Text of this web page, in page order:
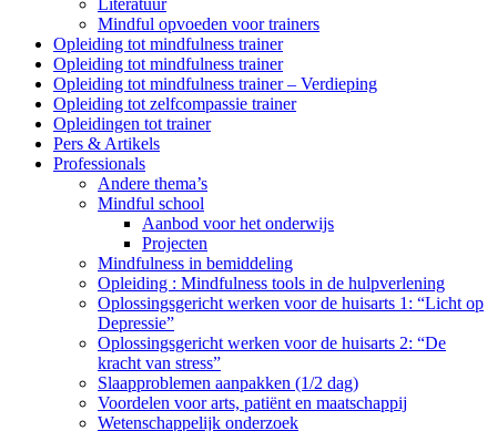
Literatuur
Mindful opvoeden voor trainers
Opleiding tot mindfulness trainer
Opleiding tot mindfulness trainer
Opleiding tot mindfulness trainer – Verdieping
Opleiding tot zelfcompassie trainer
Opleidingen tot trainer
Pers & Artikels
Professionals
Andere thema’s
Mindful school
Aanbod voor het onderwijs
Projecten
Mindfulness in bemiddeling
Opleiding : Mindfulness tools in de hulpverlening
Oplossingsgericht werken voor de huisarts 1: “Licht op
Depressie”
Oplossingsgericht werken voor de huisarts 2: “De
kracht van stress”
Slaapproblemen aanpakken (1/2 dag)
Voordelen voor arts, patiënt en maatschappij
Wetenschappelijk onderzoek